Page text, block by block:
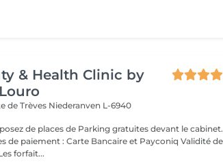
& Health Clinic by
de Trèves Niederanven L-6940
de places de Parking gratuites devant le cabinet.
paiement : Carte Bancaire et Payconiq Validité des
forfait...